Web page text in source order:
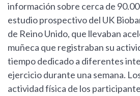
información sobre cerca de
estudio prospectivo del UK
de Reino Unido, que llevaban
muñeca que registraban su
tiempo dedicado a diferentes
ejercicio durante una semana.
actividad física de los